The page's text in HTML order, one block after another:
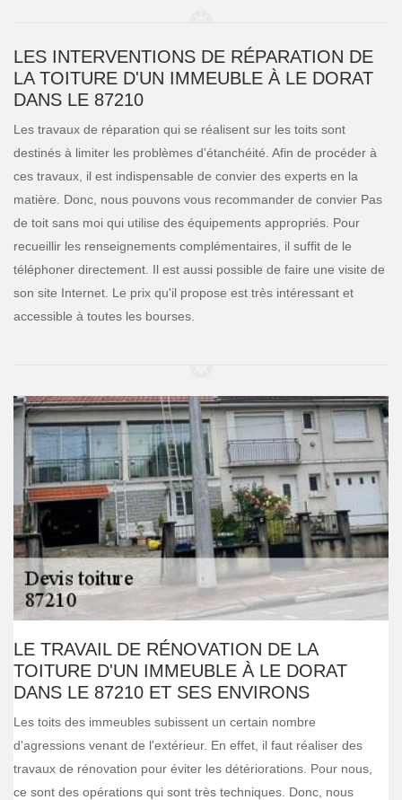
LES INTERVENTIONS DE RÉPARATION DE
LA TOITURE D'UN IMMEUBLE À LE DORAT
DANS LE 87210
Les travaux de réparation qui se réalisent sur les toits sont
destinés à limiter les problèmes d'étanchéité. Afin de procéder à
ces travaux, il est indispensable de convier des experts en la
matière. Donc, nous pouvons vous recommander de convier Pas
de toit sans moi qui utilise des équipements appropriés. Pour
recueillir les renseignements complémentaires, il suffit de le
téléphoner directement. Il est aussi possible de faire une visite de
son site Internet. Le prix qu'il propose est très intéressant et
accessible à toutes les bourses.
LE TRAVAIL DE RÉNOVATION DE LA
TOITURE D'UN IMMEUBLE À LE DORAT
DANS LE 87210 ET SES ENVIRONS
Les toits des immeubles subissent un certain nombre
d'agressions venant de l'extérieur. En effet, il faut réaliser des
travaux de rénovation pour éviter les détériorations. Pour nous,
ce sont des opérations qui sont très techniques. Donc, nous